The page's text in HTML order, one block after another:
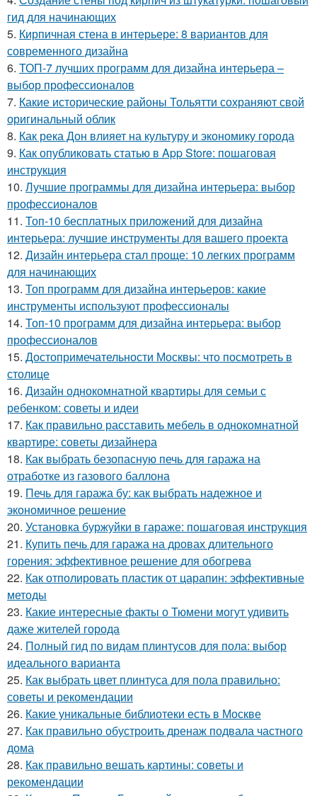
гид для начинающих
5. Кирпичная стена в интерьере: 8 вариантов для
современного дизайна
6. ТОП-7 лучших программ для дизайна интерьера –
выбор профессионалов
7. Какие исторические районы Тольятти сохраняют свой
оригинальный облик
8. Как река Дон влияет на культуру и экономику города
9. Как опубликовать статью в App Store: пошаговая
инструкция
10. Лучшие программы для дизайна интерьера: выбор
профессионалов
11. Топ-10 бесплатных приложений для дизайна
интерьера: лучшие инструменты для вашего проекта
12. Дизайн интерьера стал проще: 10 легких программ
для начинающих
13. Топ программ для дизайна интерьеров: какие
инструменты используют профессионалы
14. Топ-10 программ для дизайна интерьера: выбор
профессионалов
15. Достопримечательности Москвы: что посмотреть в
столице
16. Дизайн однокомнатной квартиры для семьи с
ребенком: советы и идеи
17. Как правильно расставить мебель в однокомнатной
квартире: советы дизайнера
18. Как выбрать безопасную печь для гаража на
отработке из газового баллона
19. Печь для гаража бу: как выбрать надежное и
экономичное решение
20. Установка буржуйки в гараже: пошаговая инструкция
21. Купить печь для гаража на дровах длительного
горения: эффективное решение для обогрева
22. Как отполировать пластик от царапин: эффективные
методы
23. Какие интересные факты о Тюмени могут удивить
даже жителей города
24. Полный гид по видам плинтусов для пола: выбор
идеального варианта
25. Как выбрать цвет плинтуса для пола правильно:
советы и рекомендации
26. Какие уникальные библиотеки есть в Москве
27. Как правильно обустроить дренаж подвала частного
дома
28. Как правильно вешать картины: советы и
рекомендации